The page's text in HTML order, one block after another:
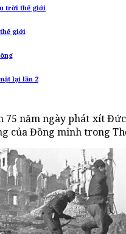
trời thế giới
giới
lại lần 2
75 năm ngày phát xít
của Đồng minh trong